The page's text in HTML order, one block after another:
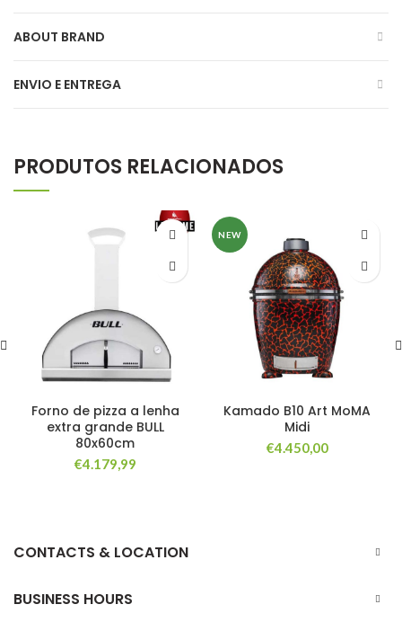
ABOUT BRAND
ENVIO E ENTREGA
PRODUTOS RELACIONADOS
Forno de pizza a lenha
extra grande BULL
80x60cm
€4.179,99
NEW
Kamado B10 Art MoMA
Midi
€4.450,00
CONTACTS & LOCATION
BUSINESS HOURS